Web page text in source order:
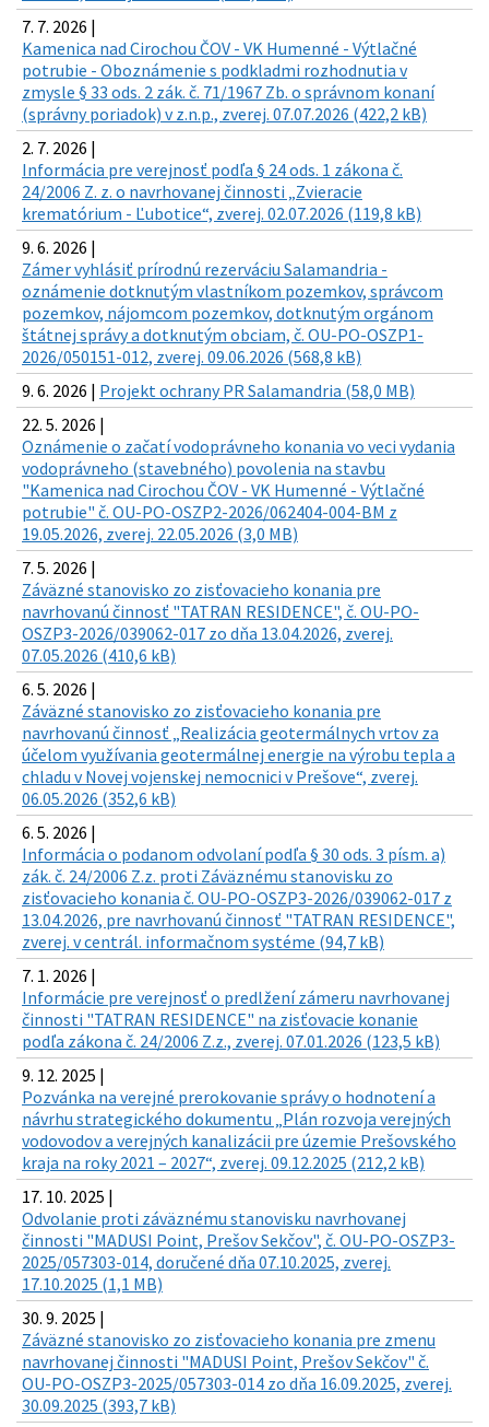
7. 7. 2026 |
Kamenica nad Cirochou ČOV - VK Humenné - Výtlačné
potrubie - Oboznámenie s podkladmi rozhodnutia v
zmysle § 33 ods. 2 zák. č. 71/1967 Zb. o správnom konaní
(správny poriadok) v z.n.p., zverej. 07.07.2026 (422,2 kB)
2. 7. 2026 |
Informácia pre verejnosť podľa § 24 ods. 1 zákona č.
24/2006 Z. z. o navrhovanej činnosti „Zvieracie
krematórium - Ľubotice“, zverej. 02.07.2026 (119,8 kB)
9. 6. 2026 |
Zámer vyhlásiť prírodnú rezerváciu Salamandria -
oznámenie dotknutým vlastníkom pozemkov, správcom
pozemkov, nájomcom pozemkov, dotknutým orgánom
štátnej správy a dotknutým obciam, č. OU-PO-OSZP1-
2026/050151-012, zverej. 09.06.2026 (568,8 kB)
9. 6. 2026 | Projekt ochrany PR Salamandria (58,0 MB)
22. 5. 2026 |
Oznámenie o začatí vodoprávneho konania vo veci vydania
vodoprávneho (stavebného) povolenia na stavbu
"Kamenica nad Cirochou ČOV - VK Humenné - Výtlačné
potrubie" č. OU-PO-OSZP2-2026/062404-004-BM z
19.05.2026, zverej. 22.05.2026 (3,0 MB)
7. 5. 2026 |
Záväzné stanovisko zo zisťovacieho konania pre
navrhovanú činnosť "TATRAN RESIDENCE", č. OU-PO-
OSZP3-2026/039062-017 zo dňa 13.04.2026, zverej.
07.05.2026 (410,6 kB)
6. 5. 2026 |
Záväzné stanovisko zo zisťovacieho konania pre
navrhovanú činnosť „Realizácia geotermálnych vrtov za
účelom využívania geotermálnej energie na výrobu tepla a
chladu v Novej vojenskej nemocnici v Prešove“, zverej.
06.05.2026 (352,6 kB)
6. 5. 2026 |
Informácia o podanom odvolaní podľa § 30 ods. 3 písm. a)
zák. č. 24/2006 Z.z. proti Záväznému stanovisku zo
zisťovacieho konania č. OU-PO-OSZP3-2026/039062-017 z
13.04.2026, pre navrhovanú činnosť "TATRAN RESIDENCE",
zverej. v centrál. informačnom systéme (94,7 kB)
7. 1. 2026 |
Informácie pre verejnosť o predlžení zámeru navrhovanej
činnosti "TATRAN RESIDENCE" na zisťovacie konanie
podľa zákona č. 24/2006 Z.z., zverej. 07.01.2026 (123,5 kB)
9. 12. 2025 |
Pozvánka na verejné prerokovanie správy o hodnotení a
návrhu strategického dokumentu „Plán rozvoja verejných
vodovodov a verejných kanalizácii pre územie Prešovského
kraja na roky 2021 – 2027“, zverej. 09.12.2025 (212,2 kB)
17. 10. 2025 |
Odvolanie proti záväznému stanovisku navrhovanej
činnosti "MADUSI Point, Prešov Sekčov", č. OU-PO-OSZP3-
2025/057303-014, doručené dňa 07.10.2025, zverej.
17.10.2025 (1,1 MB)
30. 9. 2025 |
Záväzné stanovisko zo zisťovacieho konania pre zmenu
navrhovanej činnosti "MADUSI Point, Prešov Sekčov" č.
OU-PO-OSZP3-2025/057303-014 zo dňa 16.09.2025, zverej.
30.09.2025 (393,7 kB)